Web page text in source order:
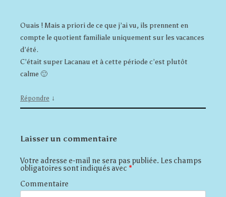
Ouais ! Mais a priori de ce que j’ai vu, ils prennent en
compte le quotient familiale uniquement sur les vacances
d’été.
C’était super Lacanau et à cette période c’est plutôt
calme 🙂
Répondre ↓
Laisser un commentaire
Votre adresse e-mail ne sera pas publiée. Les champs
obligatoires sont indiqués avec *
Commentaire